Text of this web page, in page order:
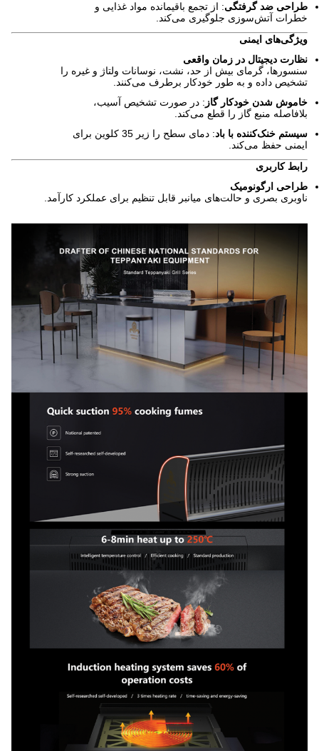
طراحی ضد گرفتگی: از تجمع باقیمانده مواد غذایی و
خطرات آتش‌سوزی جلوگیری می‌کند.
ویژگی‌های ایمنی
نظارت دیجیتال در زمان واقعی
سنسورها، گرمای بیش از حد، نشت، نوسانات ولتاژ و غیره را
تشخیص داده و به طور خودکار برطرف می‌کنند.
خاموش شدن خودکار گاز : در صورت تشخیص آسیب،
بلافاصله منبع گاز را قطع می‌کند.
سیستم خنک‌کننده با باد
: دمای سطح را زیر 35 کلوین برای
ایمنی حفظ می‌کند.
رابط کاربری
طراحی ارگونومیک
ناوبری بصری و حالت‌های میانبر قابل تنظیم برای عملکرد کارآمد.